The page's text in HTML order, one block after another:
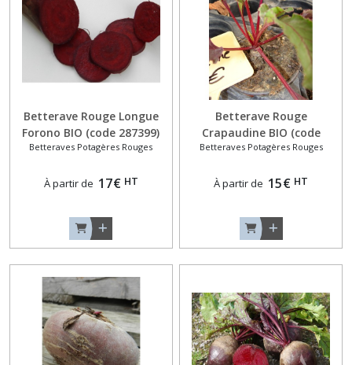
Betterave Rouge Longue
Forono BIO (code 287399)
Betteraves Potagères Rouges
À partir de 17€ HT
Betterave Rouge
Crapaudine BIO (code
284989)
Betteraves Potagères Rouges
À partir de 15€ HT
Navets
Bicolores
Navets
Unicolores
Longs
Unicolores
(3)
Oignons
Blancs
et
Cébettes
(4)